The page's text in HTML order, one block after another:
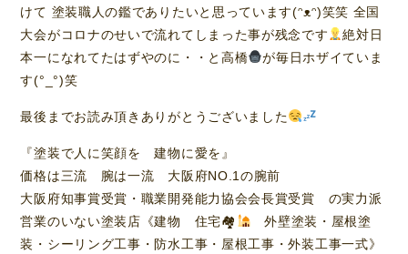
けて 塗装職人の鑑でありたいと思っています(ᵔᴥᵔ)笑笑 全国
大会がコロナのせいで流れてしまった事が残念です
絶対日
本一になれてたはずやのに・・と高橋
が毎日ホザイていま
す(°_°)笑
最後までお読み頂きありがとうございました
『塗装で人に笑顔を 建物に愛を』
価格は三流 腕は一流 大阪府NO.1の腕前
大阪府知事賞受賞・職業開発能力協会会長賞受賞 の実力派
営業のいない塗装店《建物 住宅🏘
外壁塗装・屋根塗
装・シーリング工事・防水工事・屋根工事・外装工事一式》